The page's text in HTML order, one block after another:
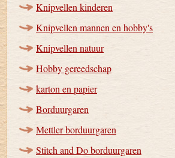
Knipvellen kinderen
Knipvellen mannen en hobby's
Knipvellen natuur
Hobby gereedschap
karton en papier
Borduurgaren
Mettler borduurgaren
Stitch and Do borduurgaren